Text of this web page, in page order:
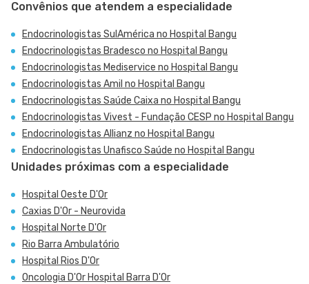
Convênios que atendem a especialidade
Endocrinologistas SulAmérica no Hospital Bangu
Endocrinologistas Bradesco no Hospital Bangu
Endocrinologistas Mediservice no Hospital Bangu
Endocrinologistas Amil no Hospital Bangu
Endocrinologistas Saúde Caixa no Hospital Bangu
Endocrinologistas Vivest - Fundação CESP no Hospital Bangu
Endocrinologistas Allianz no Hospital Bangu
Endocrinologistas Unafisco Saúde no Hospital Bangu
Unidades próximas com a especialidade
Hospital Oeste D'Or
Caxias D'Or - Neurovida
Hospital Norte D'Or
Rio Barra Ambulatório
Hospital Rios D'Or
Oncologia D'Or Hospital Barra D'Or